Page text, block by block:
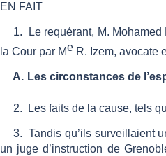
EN FAIT
1.
Le requérant, M.
la Cour par Me R. Izem, avocate
Les circonstances de l ’
2. Les faits de la cause, tels qu
3. Tandis qu’ils surveillaient
un juge d’instruction de